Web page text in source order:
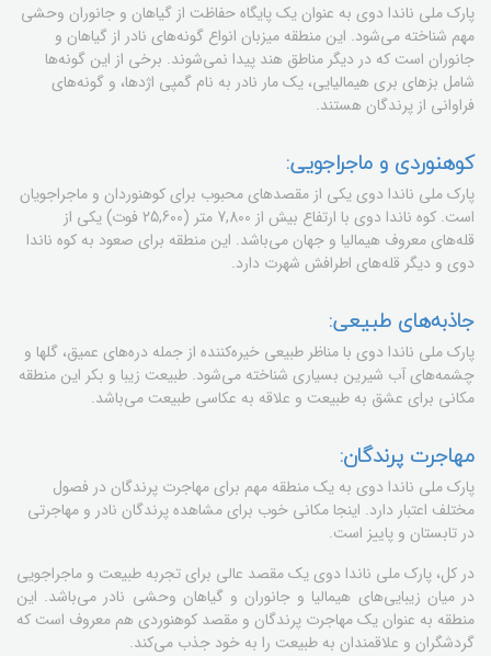
پارک ملی ناندا دوی به عنوان یک پایگاه حفاظت از گیاهان و جانوران وحشی
مهم شناخته می‌شود. این منطقه میزبان انواع گونه‌های نادر از گیاهان و
جانوران است که در دیگر مناطق هند پیدا نمی‌شوند. برخی از این گونه‌ها
شامل بزهای بری هیمالیایی، یک مار نادر به نام گمپی اژدها، و گونه‌های
فراوانی از پرندگان هستند.
کوهنوردی و ماجراجویی:
پارک ملی ناندا دوی یکی از مقصدهای محبوب برای کوهنوردان و ماجراجویان
است. کوه ناندا دوی با ارتفاع بیش از 7,800 متر (25,600 فوت) یکی از
قله‌های معروف هیمالیا و جهان می‌باشد. این منطقه برای صعود به کوه ناندا
دوی و دیگر قله‌های اطرافش شهرت دارد.
جاذبه‌های طبیعی:
پارک ملی ناندا دوی با مناظر طبیعی خیره‌کننده از جمله دره‌های عمیق، گلها و
چشمه‌های آب شیرین بسیاری شناخته می‌شود. طبیعت زیبا و بکر این منطقه
مکانی برای عشق به طبیعت و علاقه به عکاسی طبیعت می‌باشد.
مهاجرت پرندگان:
پارک ملی ناندا دوی به یک منطقه مهم برای مهاجرت پرندگان در فصول
مختلف اعتبار دارد. اینجا مکانی خوب برای مشاهده پرندگان نادر و مهاجرتی
در تابستان و پاییز است.
در کل، پارک ملی ناندا دوی یک مقصد عالی برای تجربه طبیعت و ماجراجویی
در میان زیبایی‌های هیمالیا و جانوران و گیاهان وحشی نادر می‌باشد. این
منطقه به عنوان یک مهاجرت پرندگان و مقصد کوهنوردی هم معروف است که
گردشگران و علاقمندان به طبیعت را به خود جذب می‌کند.